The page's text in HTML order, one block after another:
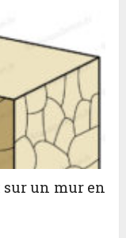
un mur en